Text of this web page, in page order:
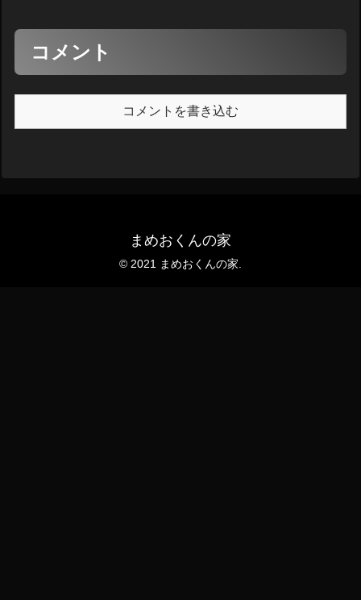
コメント
コメントを書き込む
まめおくんの家
© 2021 まめおくんの家.